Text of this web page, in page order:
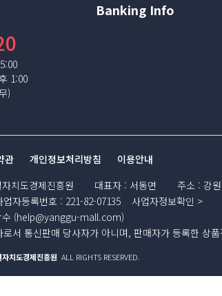
1:00
)
Banking Info
관 개인정보처리방침 이용안내
치도경제진흥원 대표자 : 서동면 주소 : 강
업자등록번호 : 221-82-07135 사업자정보확인
(help@yanggu-mall.com)
서 통신판매 당사자가 아니며, 판매자가 등록한 상
치도경제진흥원 ALL RIGHTS RESERVED.